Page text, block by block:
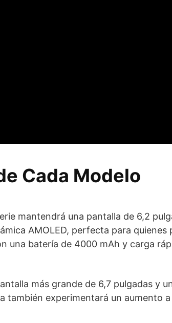
Cada Modelo
mantendrá una pantalla de 6,2
AMOLED, perfecta para quienes
una batería de 4000 mAh y carga
más grande de 6,7 pulgadas y
también experimentará un aumento a